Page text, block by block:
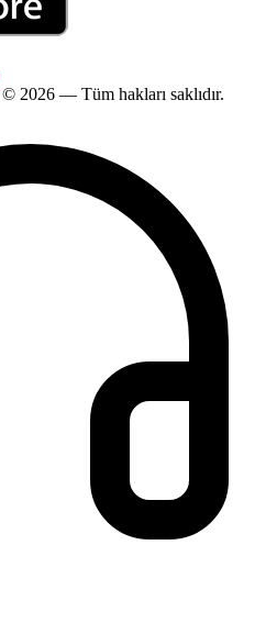
© 2026 — Tüm hakları saklıdır.